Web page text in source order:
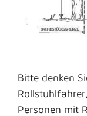
Bitte denken
Personen mit